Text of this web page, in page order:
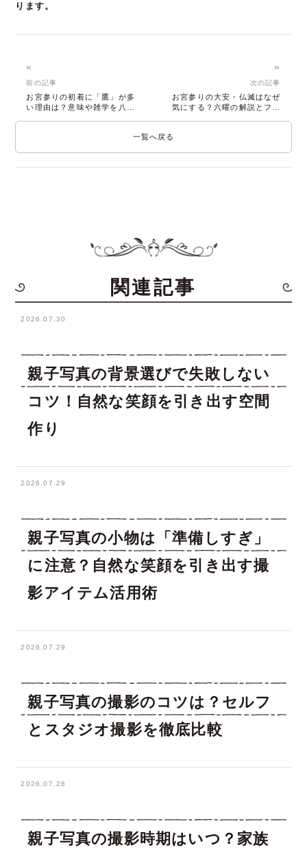
ります。
«
前の記事
お宮参りの初着に「鷹」が多
い理由は？意味や雑学を八千
一覧へ戻る
»
次の記事
お宮参りの大安・仏滅はなぜ
気にする？六曜の解説とフォ
関連記事
2026.07.30
親子写真の背景選びで失敗しない
コツ！自然な笑顔を引き出す空間
作り
2026.07.29
親子写真の小物は「準備しすぎ」
に注意？自然な笑顔を引き出す撮
影アイテム活用術
2026.07.29
親子写真の撮影のコツは？セルフ
とスタジオ撮影を徹底比較
2026.07.28
親子写真の撮影時期はいつ？家族